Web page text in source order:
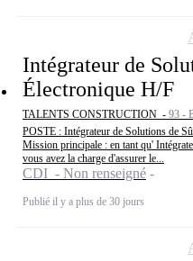
Intégrateur de
Électronique H/F
TALENTS CONSTRUCTION - 93 -
POSTE : Intégrateur de Solutions de
Mission principale : en tant qu'
vous avez la charge d'assurer le...
CDI - Non renseigné
Publié il y a plus de 30 jours